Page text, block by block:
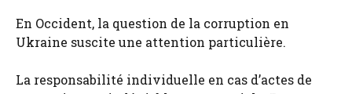
En Occident, la question de la corruption en
Ukraine suscite une attention particulière.
La responsabilité individuelle en cas d’actes de